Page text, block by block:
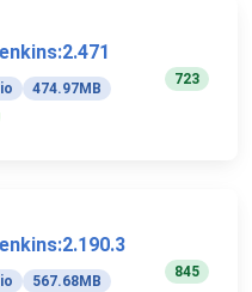
474.97MB
723
567.68MB
845